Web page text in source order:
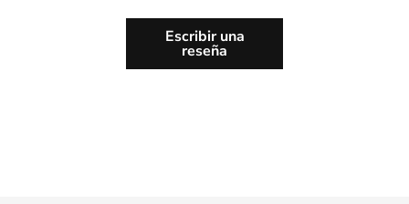
Escribir una
reseña